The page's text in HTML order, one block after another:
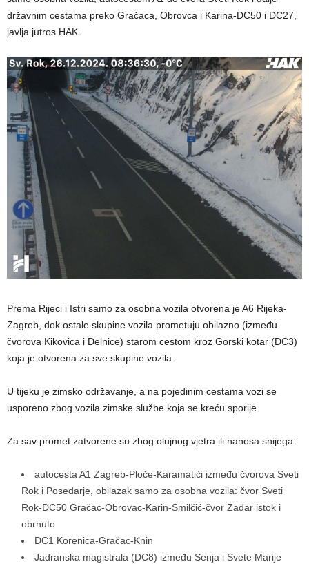
državnim cestama preko Gračaca, Obrovca i Karina-DC50 i DC27,
javlja jutros HAK.
Prema Rijeci i Istri samo za osobna vozila otvorena je A6 Rijeka-
Zagreb, dok ostale skupine vozila prometuju obilazno (između
čvorova Kikovica i Delnice) starom cestom kroz Gorski kotar (DC3)
koja je otvorena za sve skupine vozila.
U tijeku je zimsko održavanje, a na pojedinim cestama vozi se
usporeno zbog vozila zimske službe koja se kreću sporije.
Za sav promet zatvorene su zbog olujnog vjetra ili nanosa snijega:
autocesta A1 Zagreb-Ploče-Karamatići između čvorova Sveti
Rok i Posedarje, obilazak samo za osobna vozila: čvor Sveti
Rok-DC50 Gračac-Obrovac-Karin-Smilčić-čvor Zadar istok i
obrnuto
DC1 Korenica-Gračac-Knin
Jadranska magistrala (DC8) između Senja i Svete Marije